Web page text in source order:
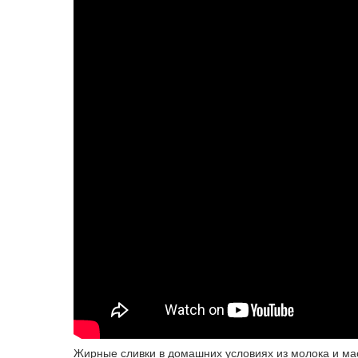
Жирные сливки в домашних условиях из молока и